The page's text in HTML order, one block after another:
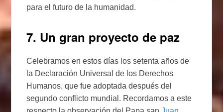
para el futuro de la humanidad.
7. Un gran proyecto de paz
Celebramos en estos días los setenta años de
la Declaración Universal de los Derechos
Humanos, que fue adoptada después del
segundo conflicto mundial. Recordamos a este